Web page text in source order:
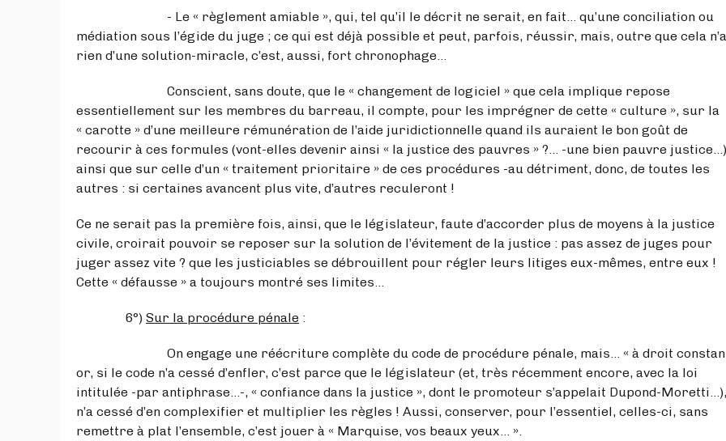
- Le « règlement amiable », qui, tel qu’il le décrit ne serait, en fait… qu’une conciliation ou
médiation sous l’égide du juge ; ce qui est déjà possible et peut, parfois, réussir, mais, outre que cela n’a
rien d’une solution-miracle, c’est, aussi, fort chronophage…
Conscient, sans doute, que le « changement de logiciel » que cela implique repose
essentiellement sur les membres du barreau, il compte, pour les imprégner de cette « culture », sur la
« carotte » d’une meilleure rémunération de l’aide juridictionnelle quand ils auraient le bon goût de
recourir à ces formules (vont-elles devenir ainsi « la justice des pauvres » ?... -une bien pauvre justice...)
ainsi que sur celle d’un « traitement prioritaire » de ces procédures -au détriment, donc, de toutes les
autres : si certaines avancent plus vite, d’autres reculeront !
Ce ne serait pas la première fois, ainsi, que le législateur, faute d’accorder plus de moyens à la justice
civile, croirait pouvoir se reposer sur la solution de l’évitement de la justice : pas assez de juges pour
juger assez vite ? que les justiciables se débrouillent pour régler leurs litiges eux-mêmes, entre eux !
Cette « défausse » a toujours montré ses limites…
6°) Sur la procédure pénale :
On engage une réécriture complète du code de procédure pénale, mais… « à droit
or, si le code n’a cessé d’enfler, c’est parce que le législateur (et, très récemment encore, avec la loi
intitulée -par antiphrase…-, « confiance dans la justice », dont le promoteur s’appelait Dupond-Moretti…),
n’a cessé d’en complexifier et multiplier les règles ! Aussi, conserver, pour l’essentiel, celles-ci, sans
remettre à plat l’ensemble, c’est jouer à « Marquise, vos beaux yeux… ».